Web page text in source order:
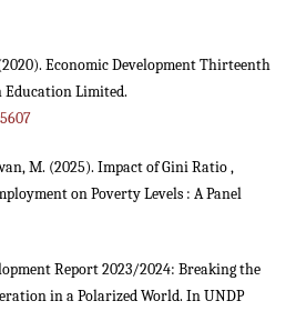
Economic Development Thirteenth
Education Limited.
M. (2025). Impact of Gini Ratio ,
on Poverty Levels : A Panel
Report 2023/2024: Breaking the
in a Polarized World. In UNDP